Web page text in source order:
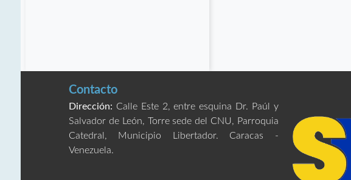
Contacto
Dirección: Calle Este 2, entre esquina Dr. Paúl y
Salvador de León, Torre sede del CNU, Parroquia
Catedral, Municipio Libertador. Caracas -
Venezuela.